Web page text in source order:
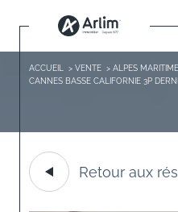
ACCUEIL VENTE ALPES
CANNES BASSE CALIFORNIE 3P
Retour aux